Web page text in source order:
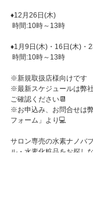
♦12月26日(木)
時間:10時～13時
♦1月9日(木)・16日(木)・
時間:10時～13時
※新規取扱店様向けです
※最新スケジュールは弊
ご確認ください📆
※お申込み、お問合せは
フォーム」より💻
サロン専売の水素ナノバ
ル・水素化粧品をお探し